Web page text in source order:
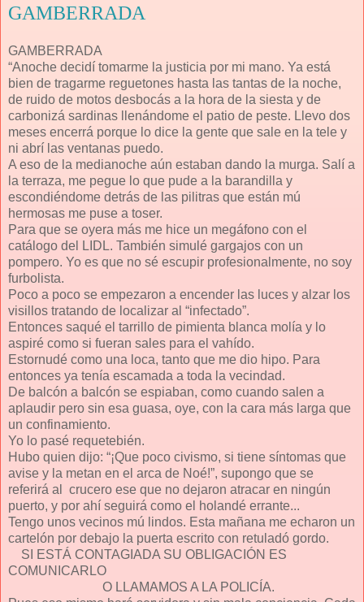
GAMBERRADA
GAMBERRADA
“Anoche decidí tomarme la justicia por mi mano. Ya está
bien de tragarme reguetones hasta las tantas de la noche,
de ruido de motos desbocás a la hora de la siesta y de
carbonizá sardinas llenándome el patio de peste. Llevo dos
meses encerrá porque lo dice la gente que sale en la tele y
ni abrí las ventanas puedo.
A eso de la medianoche aún estaban dando la murga. Salí a
la terraza, me pegue lo que pude a la barandilla y
escondiéndome detrás de las pilitras que están mú
hermosas me puse a toser.
Para que se oyera más me hice un megáfono con el
catálogo del LIDL. También simulé gargajos con un
pompero. Yo es que no sé escupir profesionalmente, no soy
furbolista.
Poco a poco se empezaron a encender las luces y alzar los
visillos tratando de localizar al “infectado”.
Entonces saqué el tarrillo de pimienta blanca molía y lo
aspiré como si fueran sales para el vahído.
Estornudé como una loca, tanto que me dio hipo. Para
entonces ya tenía escamada a toda la vecindad.
De balcón a balcón se espiaban, como cuando salen a
aplaudir pero sin esa guasa, oye, con la cara más larga que
un confinamiento.
Yo lo pasé requetebién.
Hubo quien dijo: “¡Que poco civismo, si tiene síntomas que
avise y la metan en el arca de Noé!”, supongo que se
referirá al crucero ese que no dejaron atracar en ningún
puerto, y por ahí seguirá como el holandé errante...
Tengo unos vecinos mú lindos. Esta mañana me echaron un
cartelón por debajo la puerta escrito con retuladó gordo.
SI ESTÁ CONTAGIADA SU OBLIGACIÓN ES
COMUNICARLO
O LLAMAMOS A LA POLICÍA.